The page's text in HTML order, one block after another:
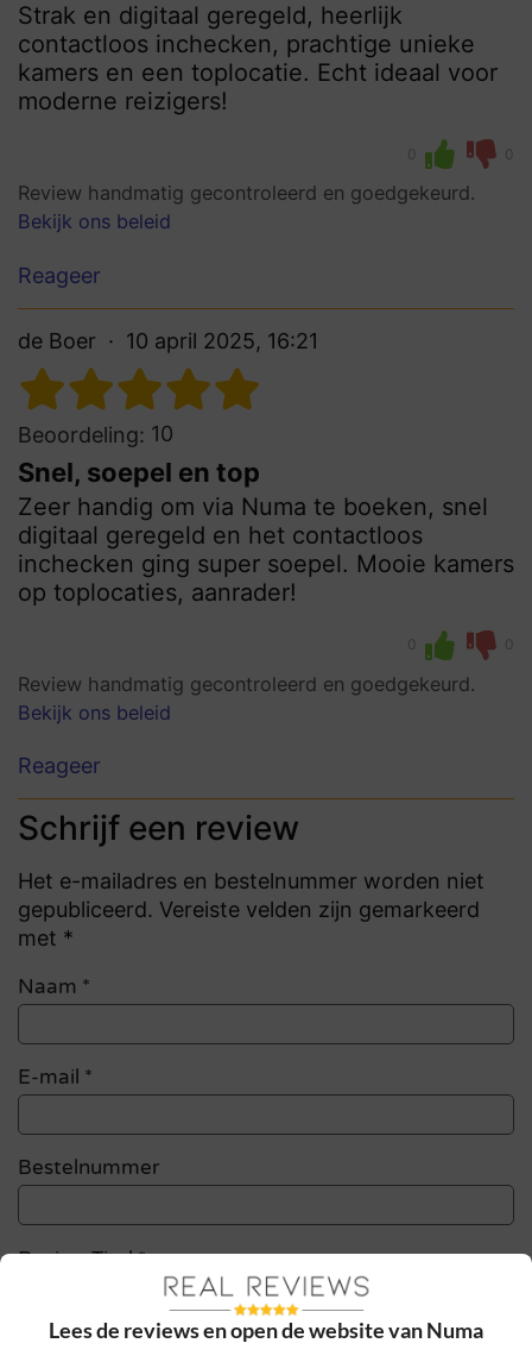
Strak en digitaal geregeld, heerlijk
contactloos inchecken, prachtige unieke
kamers en een toplocatie. Echt ideaal voor
moderne reizigers!
0 0
Review handmatig gecontroleerd en goedgekeurd.
Bekijk ons beleid
Reageer
de Boer 10 april 2025, 16:21
Beoordeling: 10
Snel, soepel en top
Zeer handig om via Numa te boeken, snel
digitaal geregeld en het contactloos
inchecken ging super soepel. Mooie kamers
op toplocaties, aanrader!
0 0
Review handmatig gecontroleerd en goedgekeurd.
Bekijk ons beleid
Reageer
Schrijf een review
Het e-mailadres en bestelnummer worden niet
gepubliceerd. Vereiste velden zijn gemarkeerd
met *
Naam *
E-mail *
Bestelnummer
Review Titel *
Lees de reviews en open de website van Numa